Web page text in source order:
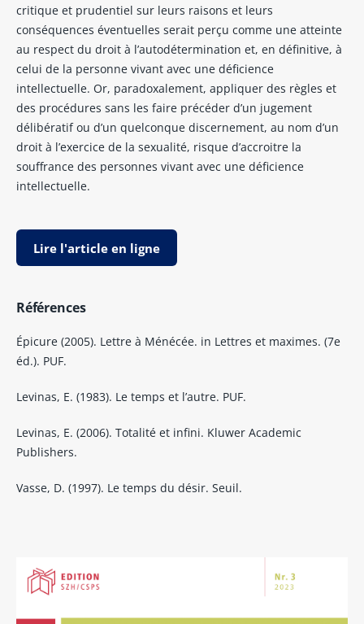
critique et prudentiel sur leurs raisons et leurs
conséquences éventuelles serait perçu comme une atteinte
au respect du droit à l’autodétermination et, en définitive, à
celui de la personne vivant avec une déficience
intellectuelle. Or, paradoxalement, appliquer des règles et
des procédures sans les faire précéder d’un jugement
délibératif ou d’un quelconque discernement, au nom d’un
droit à l’exercice de la sexualité, risque d’accroitre la
souffrance des personnes vivant avec une déficience
intellectuelle.
Lire l'article en ligne
Références
Épicure (2005). Lettre à Ménécée. in Lettres et maximes. (7e
éd.). PUF.
Levinas, E. (1983). Le temps et l’autre. PUF.
Levinas, E. (2006). Totalité et infini. Kluwer Academic
Publishers.
Vasse, D. (1997). Le temps du désir. Seuil.